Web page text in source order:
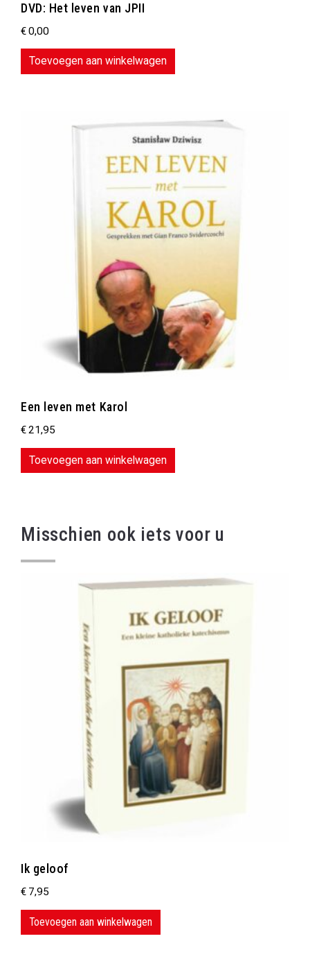
DVD: Het leven van JPII
€0,00
Toevoegen aan winkelwagen
Een leven met Karol
€21,95
Toevoegen aan winkelwagen
Misschien ook iets voor u
Ik geloof
€ 7,95
Toevoegen aan winkelwagen